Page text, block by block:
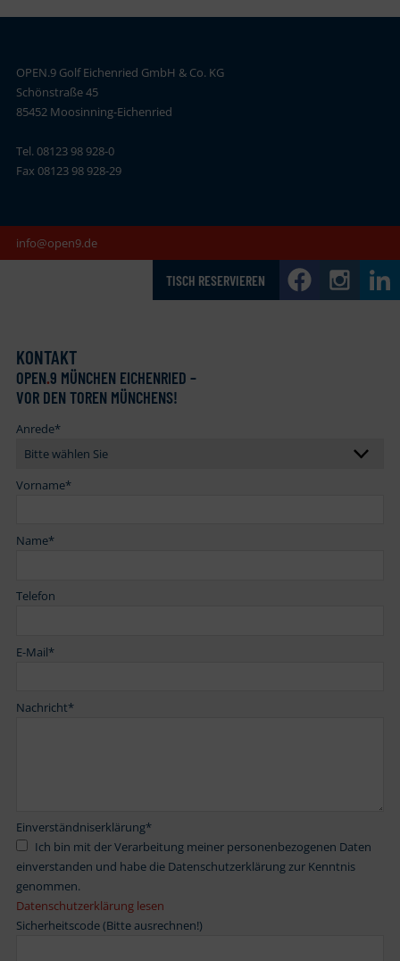
OPEN.9 Golf Eichenried GmbH & Co. KG
Schönstraße 45
85452 Moosinning-Eichenried
Tel. 08123 98 928-0
Fax 08123 98 928-29
info@open9.de
TISCH RESERVIEREN
KONTAKT
OPEN.9 MÜNCHEN EICHENRIED –
VOR DEN TOREN MÜNCHENS!
Anrede*
Vorname*
Name*
Telefon
E-Mail*
Nachricht*
Einverständniserklärung*
einverstanden und habe die Datenschutzerklärung zur Kenntnis
genommen.
Datenschutzerklärung lesen
Sicherheitscode (Bitte ausrechnen!)